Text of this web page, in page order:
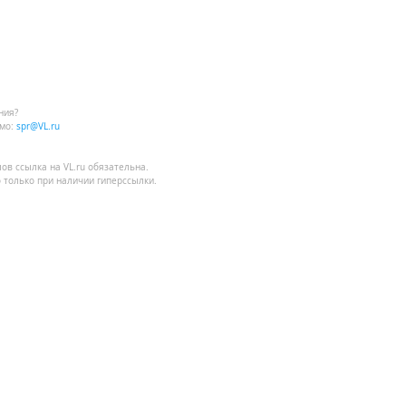
spr@VL.ru
ссылка на VL.ru обязательна.
при наличии гиперссылки.